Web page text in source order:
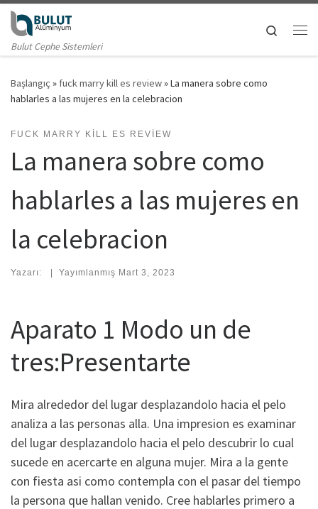
Skip to content
Bulut Cephe Sistemleri
Search
Başlangıç » fuck marry kill es review»La manera sobre como
hablarles a las mujeres en la celebracion
FUCK MARRY KILL ES REVIEW
La manera sobre como
hablarles a las mujeres en
la celebracion
Yazarı: Yayımlanmış Mart 3, 2023
Aparato 1 Modo un de
tres:Presentarte
Mira alrededor del lugar desplazandolo hacia el pelo
analiza a las personas alla. Una impresion es examinar
del lugar desplazandolo hacia el pelo descubrir lo cual
sucede en acercarte en alguna mujer. Mira a la gente
con fiesta asi­ como contempla con el pasar del tiempo
la persona que hallan venido. Cree hablarles primero a